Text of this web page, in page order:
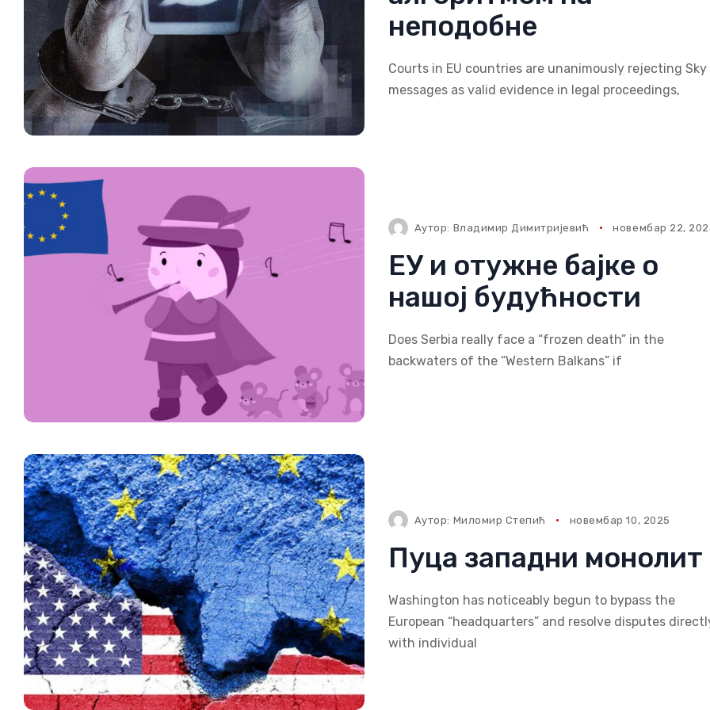
неподобне
Courts in EU countries are unanimously rejecting Sky
messages as valid evidence in legal proceedings,
Аутор: Владимир Димитријевић новембар 22,
ЕУ и отужне бајке о
нашој будућности
Does Serbia really face a “frozen death” in the
backwaters of the “Western Balkans” if
Аутор: Миломир Степић новембар 10, 2025
Пуца западни монолит
Washington has noticeably begun to bypass the
European “headquarters” and resolve disputes
with individual